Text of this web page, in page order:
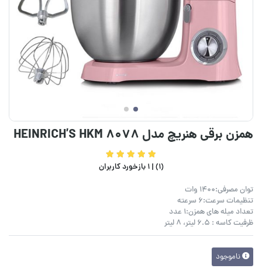
همزن برقی هنریچ مدل HEINRICH’S HKM 8078
(1) | 1 بازخورد کاربران
توان مصرفی:1400 وات
تنظیمات سرعت:6 سرعته
تعداد میله های همزن:1 عدد
ظرفیت کاسه : 6.5 لیتر، 8 لیتر
ناموجود